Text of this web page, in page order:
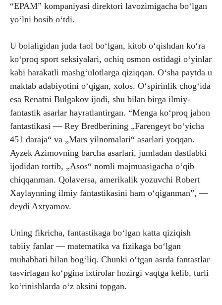
“EPAM” kompaniyasi direktori lavozimigacha bo‘lgan
yo‘lni bosib o‘tdi.
U bolaligidan juda faol bo‘lgan, kitob o‘qishdan ko‘ra
ko‘proq sport seksiyalari, ochiq osmon ostidagi o‘yinlar
kabi harakatli mashg‘ulotlarga qiziqqan. O‘sha paytda u
maktab adabiyotini o‘qigan, xolos. O‘spirinlik chog‘ida
esa Renatni Bulgakov ijodi, shu bilan birga ilmiy-
fantastik asarlar hayratlantirgan. “Menga ko‘proq jahon
fantastikasi — Rey Bredberining „Farengeyt bo‘yicha
451 daraja“ va „Mars yilnomalari“ asarlari yoqqan.
Ayzek Azimovning barcha asarlari, jumladan dastlabki
ijodidan tortib, „Asos“ nomli majmuasigacha o‘qib
chiqqanman. Qolaversa, amerikalik yozuvchi Robert
Xaylaynning ilmiy fantastikasini ham o‘qiganman”, —
deydi Axtyamov.
Uning fikricha, fantastikaga bo‘lgan katta qiziqish
tabiiy fanlar — matematika va fizikaga bo‘lgan
muhabbati bilan bog‘liq. Chunki o‘tgan asrda fantastlar
tasvirlagan ko‘pgina ixtirolar hozirgi vaqtga kelib, turli
ko‘rinishlarda o‘z aksini topgan.